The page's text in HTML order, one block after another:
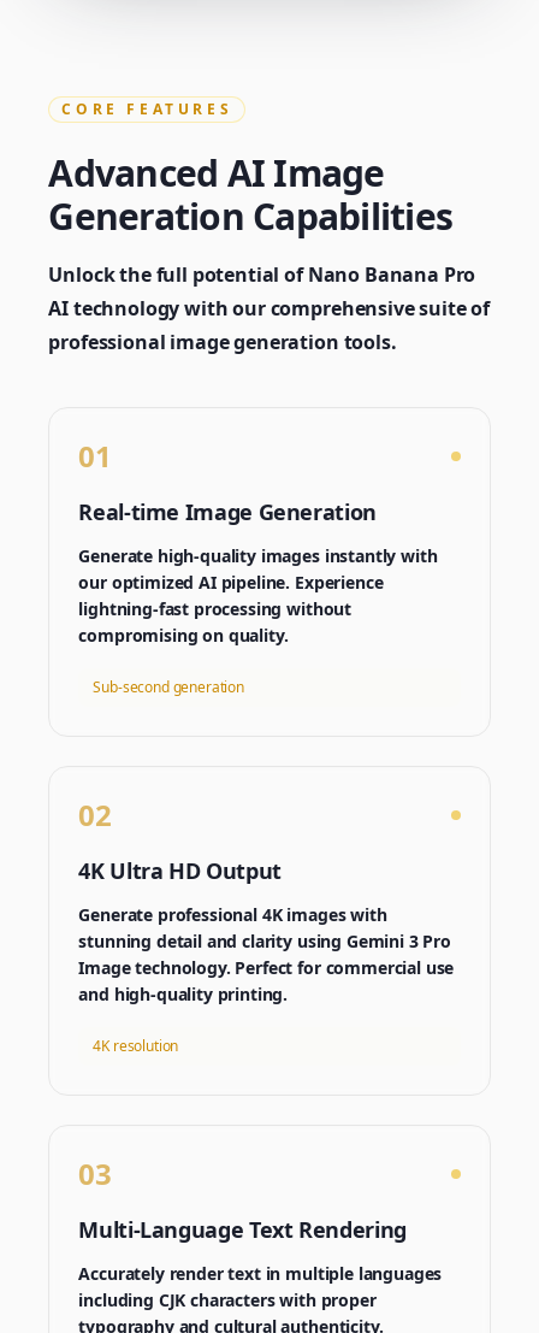
CORE FEATURES
Advanced AI Image
Generation Capabilities
Unlock the full potential of Nano Banana Pro
AI technology with our comprehensive suite of
professional image generation tools.
01
Real-time Image Generation
Generate high-quality images instantly with
our optimized AI pipeline. Experience
lightning-fast processing without
compromising on quality.
Sub-second generation
02
4K Ultra HD Output
Generate professional 4K images with
stunning detail and clarity using Gemini 3 Pro
Image technology. Perfect for commercial use
and high-quality printing.
4K resolution
03
Multi-Language Text Rendering
Accurately render text in multiple languages
including CJK characters with proper
typography and cultural authenticity.